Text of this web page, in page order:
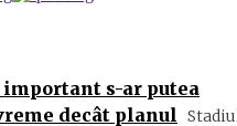
important s-ar putea
decât planul